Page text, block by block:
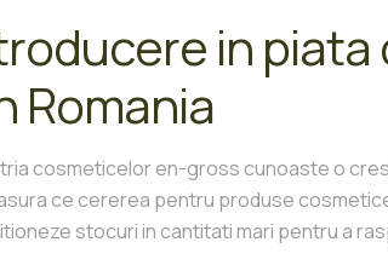
in
Romania
cosmeticelor en-gross cunoaste o
ce cererea pentru produse
stocuri in cantitati mari pentru a